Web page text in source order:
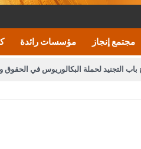
مؤسسات رائدة مجتمع إنجاز
باب التجنيد لحملة البكالوريوس في الحقوق
ويؤكد حرص مجلس النواب على شراكة